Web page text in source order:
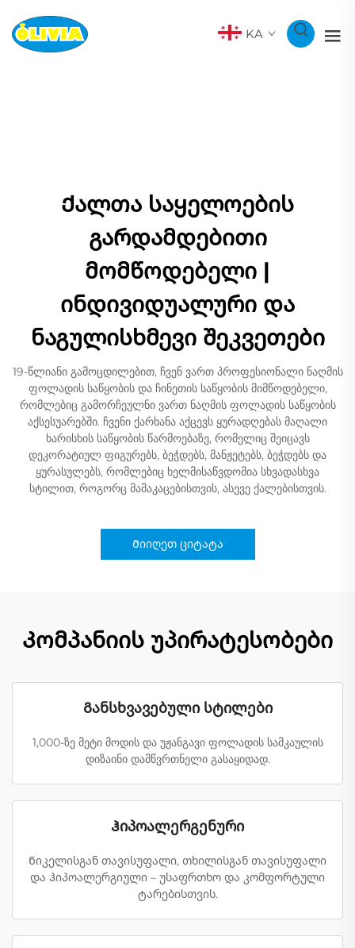
KA
Ქალთა საყელოების
გარდამდებითი
მომწოდებელი |
ინდივიდუალური და
ნაგულისხმევი შეკვეთები
19-წლიანი გამოცდილებით, ჩვენ ვართ პროფესიონალი ნაღმის
ფოლადის საწყობის და ჩინეთის საწყობის მიმწოდებელი,
რომლებიც გამორჩეულნი ვართ ნაღმის ფოლადის საწყობის
აქსესუარებში. ჩვენი ქარხანა აქცევს ყურადღებას მაღალი
ხარისხის საწყობის წარმოებაზე, რომელიც შეიცავს
დეკორატიულ ფიგურებს, ბეჭდებს, მანჟეტებს, ბეჭდებს და
ყურასულებს, რომლებიც ხელმისაწვდომია სხვადასხვა
სტილით, როგორც მამაკაცებისთვის, ასევე ქალებისთვის.
Მიიღეთ ციტატა
Კომპანიის უპირატესობები
Განსხვავებული სტილები
1,000-ზე მეტი მოდის და უჟანგავი ფოლადის სამკაულის
დიზაინი დამწვრთნელი გასაყიდად.
Ჰიპოალერგენური
Ნიკელისგან თავისუფალი, თხილისგან თავისუფალი
და ჰიპოალერგიული – უსაფრთხო და კომფორტული
ტარებისთვის.